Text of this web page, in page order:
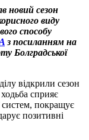
новий сезон
виду
способу
з посиланням на
Болградської
відкрили сезон
сприяє
систем, покращує
позитивні